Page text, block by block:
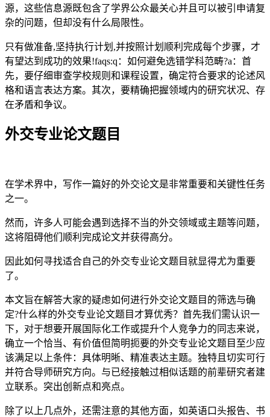
源，这些信息源既包含了学界公众最关心并且可以被引申请复
杂的问题，但却没有什么局限性。
只有做准备,坚持执行计划,并按照计划顺利完成每个步骤，才
有望达到成功的效果!faqs:q：如何避免选错学科范畴?a：首
先，要仔细审查学校规则和课程设置，确定符合要求的论述风
格和语言表达方案。其次，要精确把握领域内的研究状况、存
在矛盾和争议。
外交专业论文题目
在学术界中，写作一篇好的外交论文是非常重要和关键性任务
之一。
然而，许多人可能会遇到选择不当的外交领域或主题等问题，
这将阻碍他们顺利完成论文并获得高分。
因此如何寻找适合自己的外交专业论文题目就显得尤为重要
了。
本文旨在解答大家的疑虑如何进行外交论文题目的筛选与确
定?什么样的外交专业论文题目才算优秀？首先我们需认识一
下，对于想要开展国际化工作或提升个人竞争力的同志来说，
确立一个恰当、有价值但简明扼要的外交专业论文题目至少应
该满足以上条件：具体明晰、精准表达主题。独特且切实可行
并符合导师研究方向。与已经接触过相似话题的前辈研究者建
立联系。突出创新点和亮点。
除了以上几点外，还需注意的其他方面，如英语口头报告、书